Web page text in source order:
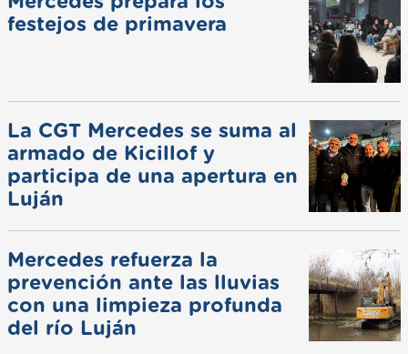
festejos de primavera
La CGT Mercedes se suma al
armado de Kicillof y
participa de una apertura en
Luján
Mercedes refuerza la
prevención ante las lluvias
con una limpieza profunda
del río Luján